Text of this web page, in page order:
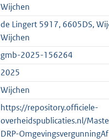
o
o
t
t
e
:
2
K
b
r
o
o
t
t
e
:
2
K
b
Wijchen
de Lingert 5917, 6605DS,
Wijchen
gmb-2025-156264
2025
Wijchen
https://repository.officiele-
overheidspublicaties.nl/
DRP-